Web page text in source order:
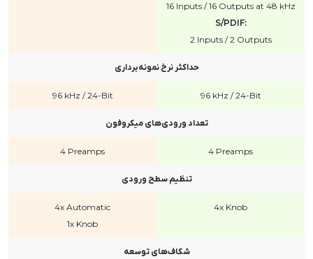
16 Inputs / 16 Outputs at 48 kHz
S/PDIF:
2 Inputs / 2 Outputs
حداکثر نرخ نمونه‌برداری
96 kHz / 24-Bit
96 kHz / 24-Bit
تعداد ورودی‌های میکروفون
4 Preamps
4 Preamps
تنظیم سطح ورودی
4x Knob
4x Automatic
1x Knob
شکاف‌های توسعه